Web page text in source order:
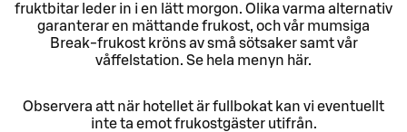
fruktbitar leder in i en lätt morgon. Olika varma alternativ
garanterar en mättande frukost, och vår mumsiga
Break‑frukost kröns av små sötsaker samt vår
våffelstation. Se hela menyn här.
Observera att när hotellet är fullbokat kan vi eventuellt
inte ta emot frukostgäster utifrån.